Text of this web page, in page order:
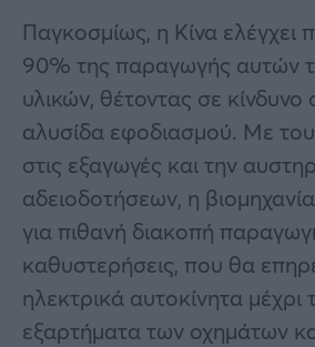
Παγκοσμίως, η Κίνα ελέγχει
90% της παραγωγής αυτών
υλικών, θέτοντας σε
αλυσίδα εφοδιασμού. Με
στις εξαγωγές και την
αδειοδοτήσεων, η
για πιθανή διακοπή
καθυστερήσεις, που θα
ηλεκτρικά αυτοκίνητα μέχρι
εξαρτήματα των οχημάτων